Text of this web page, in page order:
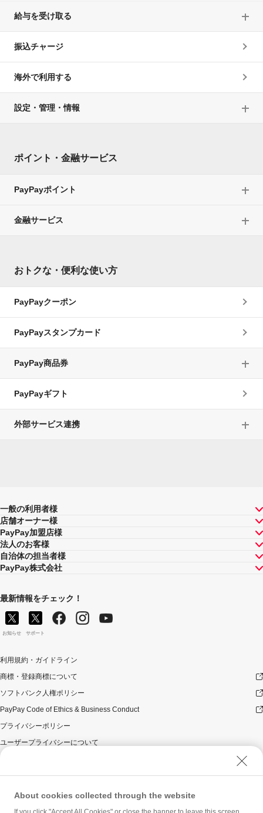
給与を受け取る
振込チャージ
海外で利用する
設定・管理・情報
ポイント・金融サービス
PayPayポイント
金融サービス
おトクな・便利な使い方
PayPayクーポン
PayPayスタンプカード
PayPay商品券
PayPayギフト
外部サービス連携
一般の利用者様
店舗オーナー様
PayPay加盟店様
法人のお客様
自治体の担当者様
PayPay株式会社
最新情報をチェック！
お知らせ サポート
利用規約・ガイドライン
商標・登録商標について
ソフトバンク人権ポリシー
PayPay Code of Ethics & Business Conduct
プライバシーポリシー
ユーザープライバシーについて
ウェブサイト利用規約
反社会的勢力に対する方針
勧誘方針
About cookies collected through the website